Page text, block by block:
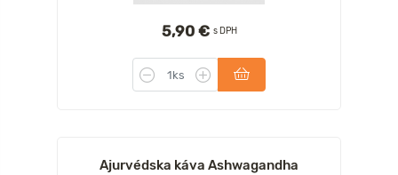
5,90 € s DPH
Ajurvédska káva Ashwagandha